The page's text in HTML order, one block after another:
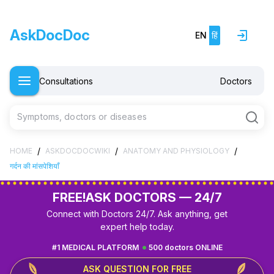
AskDocDoc EN हिं
Consultations Doctors
Symptoms, doctors or diseases
HOME / ASKDOCDOCWIKI / ANATOMY AND PHYSIOLOGY /
गर्दन की मांसपेशियाँ
FREE!ASK DOCTORS — 24/7
Connect with Doctors 24/7. Ask anything, get
expert help today.
500 doctors ONLINE
#1 MEDICAL PLATFORM
ASK QUESTION FOR FREE